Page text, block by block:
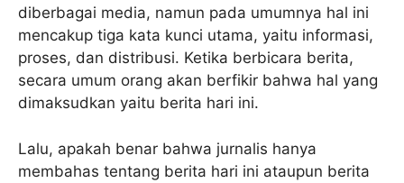
diberbagai media, namun pada umumnya hal ini
mencakup tiga kata kunci utama, yaitu informasi,
proses, dan distribusi. Ketika berbicara berita,
secara umum orang akan berfikir bahwa hal yang
dimaksudkan yaitu berita hari ini.
Lalu, apakah benar bahwa jurnalis hanya
membahas tentang berita hari ini ataupun berita